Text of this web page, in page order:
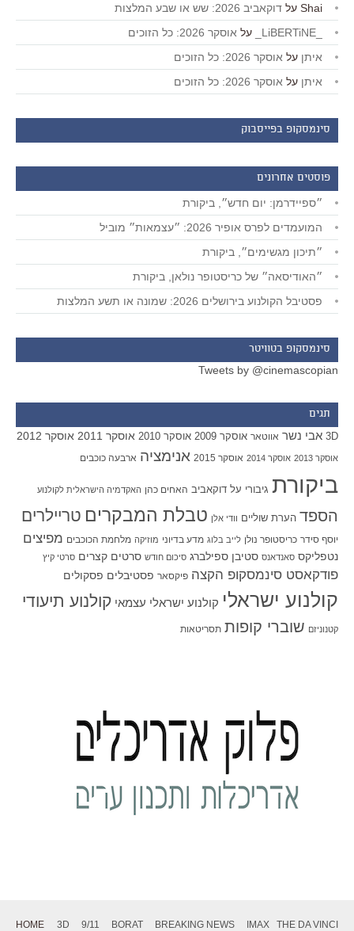
Shai על דוקאביב 2026: שש או שבע המלצות
על אוסקר 2026: כל הזוכים
איתן על אוסקר 2026: כל הזוכים
איתן על אוסקר 2026: כל הזוכים
סינמסקופ בפייסבוק
פוסטים אחרונים
״ספיידרמן: יום חדש״, ביקורת
המועמדים לפרס אופיר 2026: ״עצמאות״ מוביל
״תיכון מגשימים״, ביקורת
״האודיסאה״ של כריסטופר נולאן, ביקורת
פסטיבל הקולנוע בירושלים 2026: שמונה או תשע המלצות
סינמסקופ בטוויטר
Tweets by @cinemascopian
תגים
3D אבי נשר אווטאר אוסקר 2009 אוסקר 2010 אוסקר 2011 אוסקר 2012
אוסקר 2013 אוסקר 2014 אוסקר 2015 אנימציה ארבעה כוכבים
ביקורת גיבורי על דוקאביב האחים כהן האקדמיה הישראלית לקולנוע
הספד הערת שוליים וודי אלן טבלת המבקרים טריילרים
יוסף סידר כריסטופר נולן לייב בלוג מדע בדיוני מוזיקה מלחמת הכוכבים מפיצים
נטפליקס סאנדאנס סטיבן ספילברג סיכום חודש סרטים קצרים סרטי קיץ
פודקאסט סינמסקופ הקצה פיקסאר פסטיבלים פסקולים
קולנוע ישראלי קולנוע ישראלי עצמאי קולנוע תיעודי
קטנוניזם שוברי קופות תסריטאות
HOME 3D 9/11 BORAT BREAKING NEWS IMAX THE DA VINCI